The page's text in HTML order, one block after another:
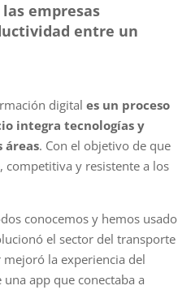
empresas
entre un
digital es un proceso
integra tecnologías y
áreas. Con el objetivo de que
competitiva y resistente a los
conocemos y hemos usado
el sector del transporte
mejoró la experiencia del
app que conectaba a